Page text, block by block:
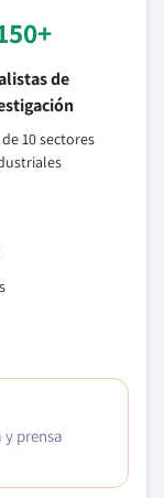
de
10 sectores
y prensa